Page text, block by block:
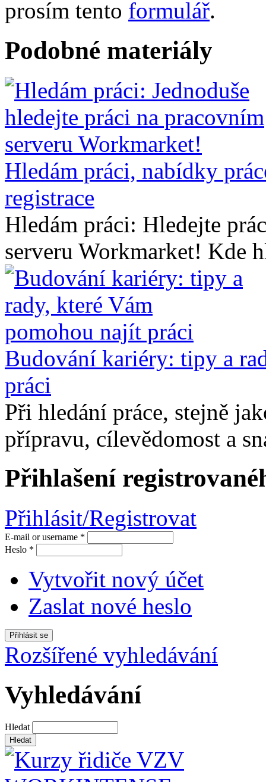
prosím tento formulář.
Podobné materiály
Hledám práci, nabídky
registrace
Hledám práci: Hledejte
serveru Workmarket! Kde
Budování kariéry: tipy a
práci
Při hledání práce, stejně
přípravu, cílevědomost a
Přihlašení
Přihlásit/Registrovat
E-mail or username *
Heslo *
Vytvořit nový účet
Zaslat nové heslo
Rozšířené vyhledávání
Vyhledávání
Hledat